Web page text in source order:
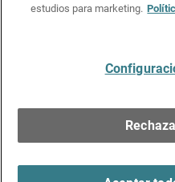
Kit de medios y marca
estudios para marketing.